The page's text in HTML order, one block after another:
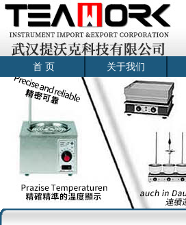
首 页 关于我们